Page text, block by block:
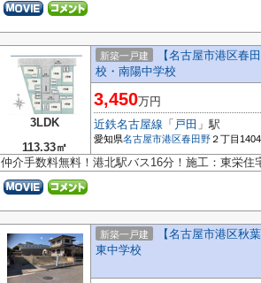
3LDK
113.33㎡
新築一戸建
【名古屋市港区春
校・南陽中学校
3,450万円
近鉄名古屋線 「 戸田 」駅
愛知県名古屋市港区春田野 ２丁目
仲介手数料無料！港北駅バス16分！施工：東栄
新築一戸建
【名古屋市港区秋
東中学校